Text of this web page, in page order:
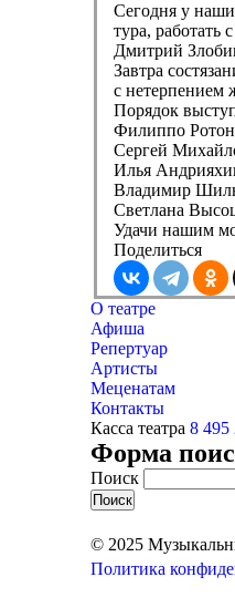
Сегодня у
тура,
Дмитрий
Завтра
с нетерпением
Порядок
Филиппо
Сергей
Илья
Владимир
Светлана
Удачи нашим
Поделиться
О театре
Афиша
Репертуар
Артисты
Меценатам
Контакты
Касса театра 8 495
Форма
Поиск
© 2025
Политика